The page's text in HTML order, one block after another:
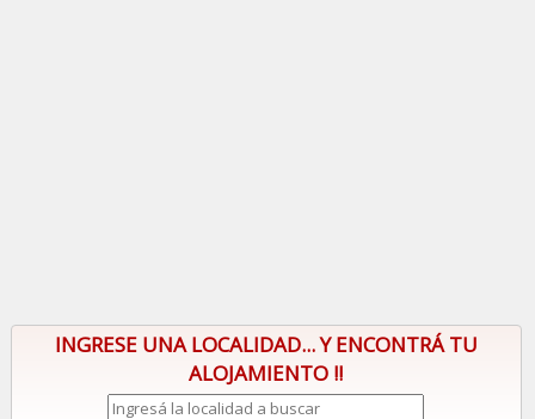
INGRESE UNA LOCALIDAD... Y ENCONTRÁ TU
ALOJAMIENTO !!